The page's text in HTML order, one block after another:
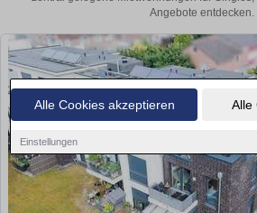
Alle Cookies akzeptieren Alle
Einstellungen
Angebote entdecken.